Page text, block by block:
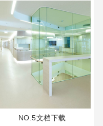
NO.5文档下载